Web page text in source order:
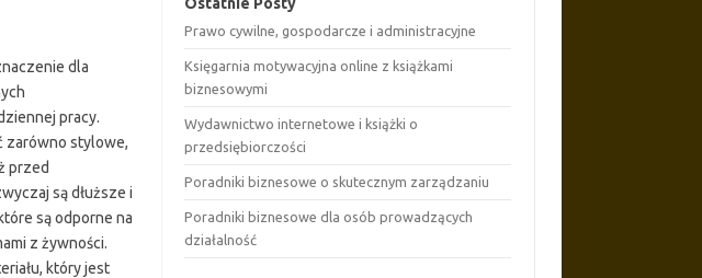
dla
pracy.
zarówno stylowe,
przed
są dłuższe i
są odporne na
z żywności.
który jest
Prawo cywilne, gospodarcze i administracyjne
Księgarnia motywacyjna online z książkami
biznesowymi
Wydawnictwo internetowe i książki o
przedsiębiorczości
Poradniki biznesowe o skutecznym zarządzaniu
Poradniki biznesowe dla osób prowadzących
działalność